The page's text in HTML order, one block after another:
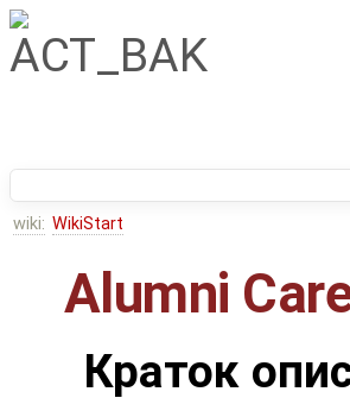
wiki: WikiStart
Alumni
Краток